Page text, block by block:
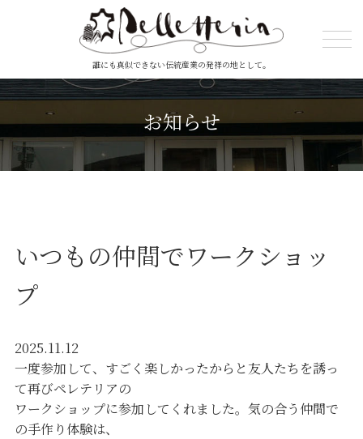
誰にも真似できない伝統産業の発祥の地として。
お知らせ
いつもの仲間でワークショッ
プ
2025.11.12
一度参加して、すごく楽しかったからと友人たちを誘っ
て再びペレテリアの
ワークショップに参加してくれました。気の合う仲間で
の手作り体験は、